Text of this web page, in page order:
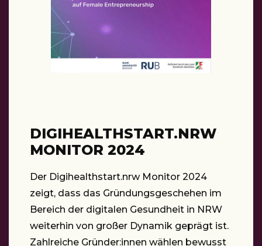
DIGIHEALTHSTART.NRW
MONITOR 2024
Der Digihealthstart.nrw Monitor 2024
zeigt, dass das Gründungsgeschehen im
Bereich der digitalen Gesundheit in NRW
weiterhin von großer Dynamik geprägt ist.
Zahlreiche Gründer:innen wählen bewusst